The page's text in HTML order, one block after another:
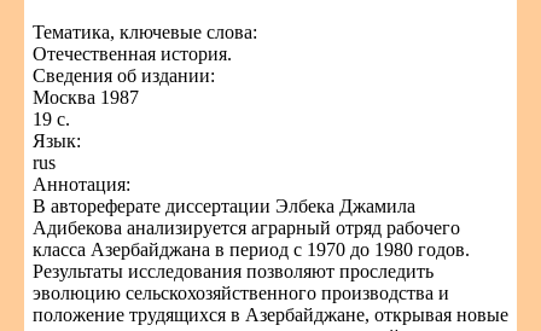
Тематика, ключевые слова:
Отечественная история.
Сведения об издании:
Москва 1987
19 с.
Язык:
rus
Аннотация:
В автореферате диссертации Элбека Джамила
Адибекова анализируется аграрный отряд рабочего
класса Азербайджана в период с 1970 до 1980 годов.
Результаты исследования позволяют проследить
эволюцию сельскохозяйственного производства и
положение трудящихся в Азербайджане, открывая новые